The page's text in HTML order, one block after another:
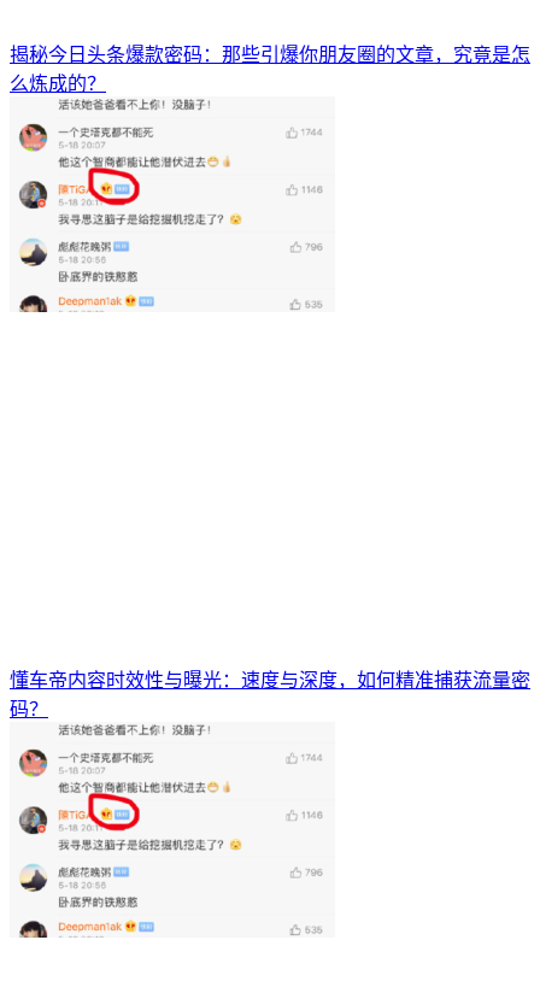
揭秘今日头条爆款密码：那些引爆你朋友圈的文章，究竟是怎
么炼成的？
懂车帝内容时效性与曝光：速度与深度，如何精准捕获流量密
码？